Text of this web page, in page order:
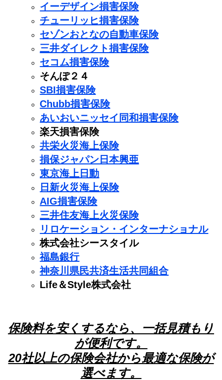
イーデザイン損害保険
チューリッヒ損害保険
セゾンおとなの自動車保険
三井ダイレクト損害保険
セコム損害保険
そんぽ２４
SBI損害保険
Chubb損害保険
あいおいニッセイ同和損害保険
楽天損害保険
共栄火災海上保険
損保ジャパン日本興亜
東京海上日動
日新火災海上保険
AIG損害保険
三井住友海上火災保険
リロケーション・インターナショナル
株式会社シースタイル
福島銀行
神奈川県民共済生活共同組合
Life＆Style株式会社
保険料を安くするなら、一括見積もり
が便利です。
20社以上の保険会社から最適な保険が
選べます。